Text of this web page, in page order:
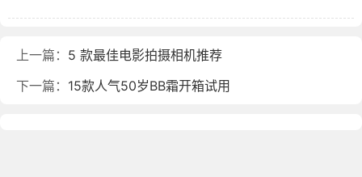
上一篇： 5 款最佳电影拍摄相机推荐
下一篇： 15款人气50岁BB霜开箱试用